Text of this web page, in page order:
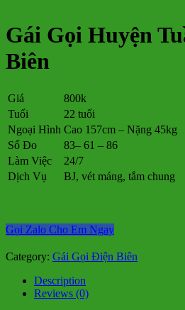
Gái Gọi Huyện
Biên
Giá
800k
Tuổi
22 tuổi
Ngoại Hình Cao 157cm – Nặng 45kg
Số Đo
83– 61 – 86
Làm Việc
24/7
Dịch Vụ
BJ, vét máng, tắm chung
Gọi Zalo Cho Em Ngay
Category: Gái Gọi Điện Biên
Description
Reviews (0)